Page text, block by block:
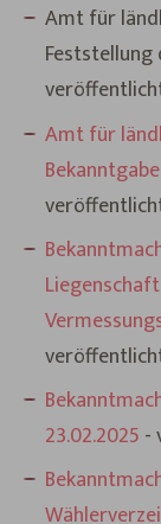
Amt für
Amt für
23.02.2025 -